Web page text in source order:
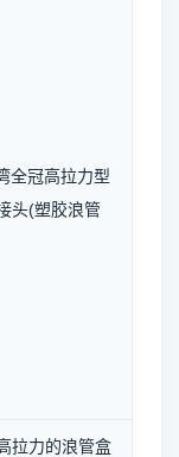
全冠高拉力型
头(塑胶浪管
拉力的浪管盒